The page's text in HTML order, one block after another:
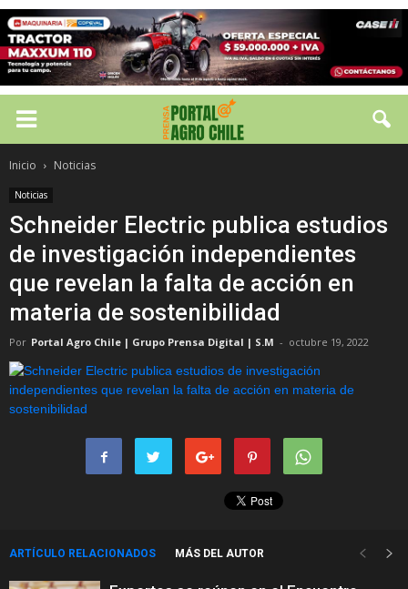
Inicio Noticias
Noticias
Schneider Electric publica estudios
de investigación independientes
que revelan la falta de acción en
materia de sostenibilidad
Por Portal Agro Chile | Grupo Prensa Digital | S.M - octubre 19, 2022
ARTÍCULO RELACIONADOS MÁS DEL AUTOR